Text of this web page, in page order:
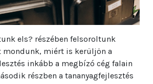
els? részében felsoroltunk
mondunk, miért is kerüljön a
inkább a megbízó cég falain
részben a tananyagfejlesztés